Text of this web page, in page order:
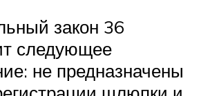
закон 36
следующее
не предназначены